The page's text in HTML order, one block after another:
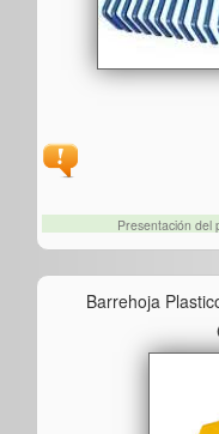
Presentación del
Barrehoja